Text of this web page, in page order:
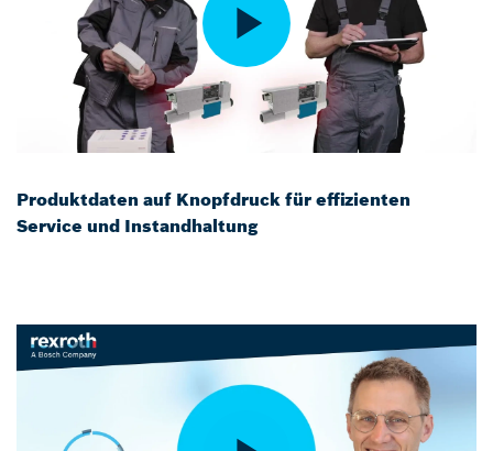
Produktdaten auf Knopfdruck für effizienten
Service und Instandhaltung